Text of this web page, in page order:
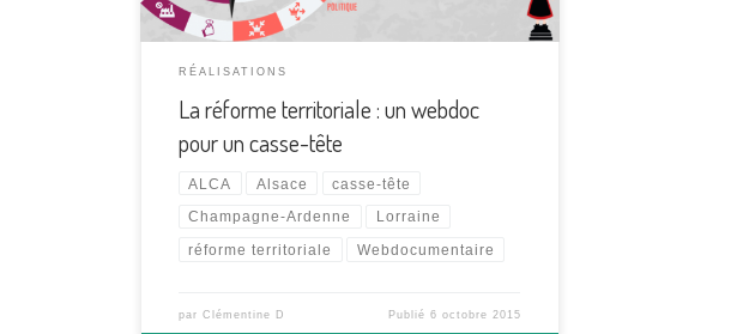
RÉALISATIONS
La réforme territoriale : un webdoc
pour un casse-tête
ALCA Alsace casse-tête
Champagne-Ardenne Lorraine
réforme territoriale Webdocumentaire
parClémentine D Publié 6 octobre 2015